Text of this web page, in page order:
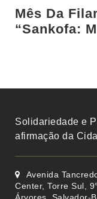
Mês Da
“Sankofa:
Solidariedade e
afirmação da
Avenida
Center, Torre Sul,